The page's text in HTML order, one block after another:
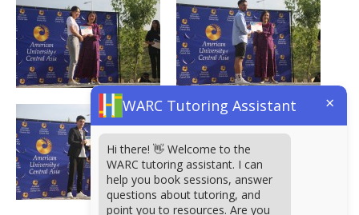
WARC Tutoring Assistant ×
Hi there! 👋 Welcome to the
WARC tutoring assistant. I can
help you book sessions, answer
questions about tutoring, and
point you to resources. Are you